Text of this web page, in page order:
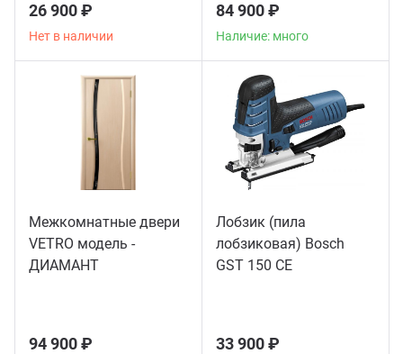
26 900 ₽
Нет в наличии
84 900 ₽
Наличие: много
Межкомнатные двери
VETRO модель -
ДИАМАНТ
94 900 ₽
Лобзик (пила
лобзиковая) Bosch
GST 150 CE
33 900 ₽